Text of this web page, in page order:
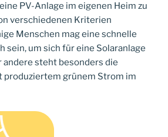
PV-Anlage im eigenen Heim zu
verschiedenen Kriterien
Menschen mag eine schnelle
sein, um sich für eine Solaranlage
andere steht besonders die
produziertem grünem Strom im